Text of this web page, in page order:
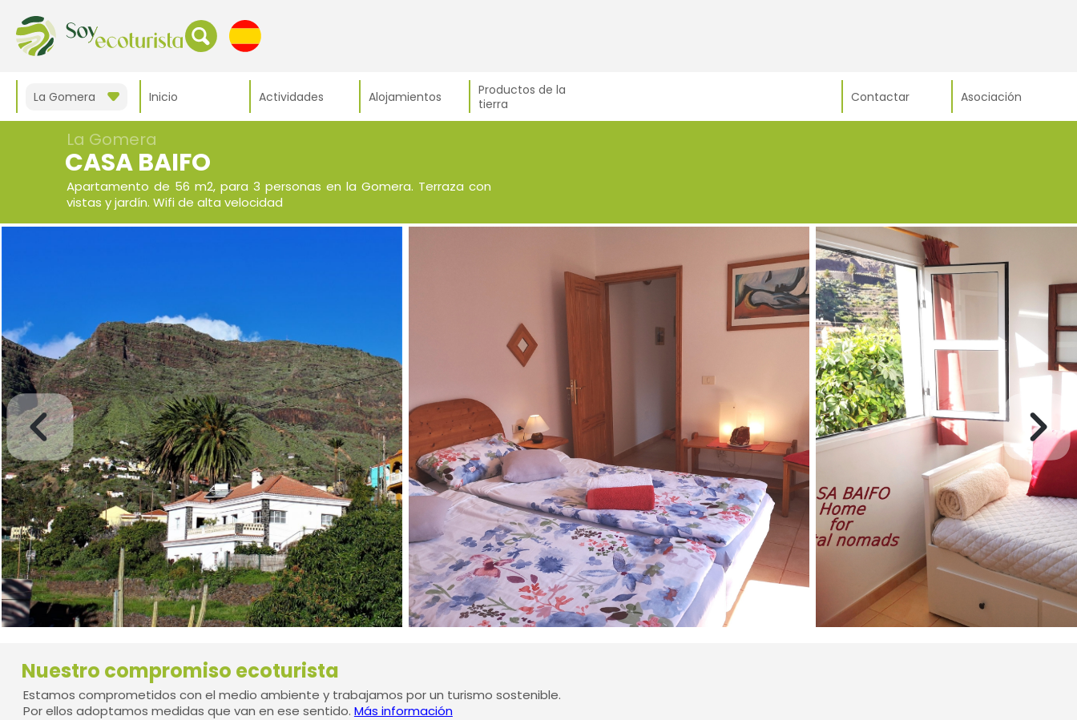
La Gomera Inicio Actividades Alojamientos
Productos de la
tierra
Contactar Asociación
La Gomera
CASA BAIFO
Apartamento de 56 m2, para 3 personas en la Gomera. Terraza con
vistas y jardín. Wifi de alta velocidad
Nuestro compromiso ecoturista
Estamos comprometidos con el medio ambiente y trabajamos por un turismo sostenible.
Por ellos adoptamos medidas que van en ese sentido. Más información